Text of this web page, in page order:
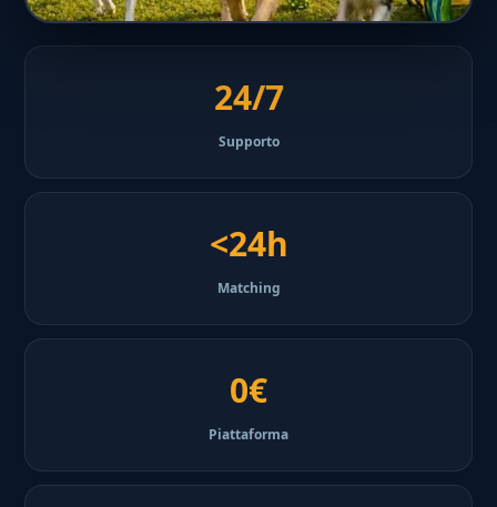
24/7
Supporto
<24h
Matching
0€
Piattaforma